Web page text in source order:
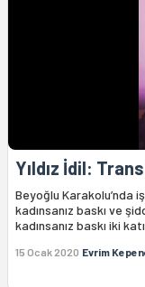
Yıldız İdil:
Beyoğlu Karakolu’nda
kadınsanız baskı ve
kadınsanız baskı iki
15 Ocak 2020 Evrim